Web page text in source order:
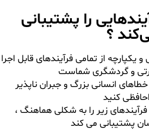
را پشتیبانی
؟
از تمامی فرآیندهای قابل اجرا
و گردشگری شماست
انسانی بزرگ و جبران ناپذیر
کنید
زیر را به شکلی هماهنگ ،
پشتیبانی می کند